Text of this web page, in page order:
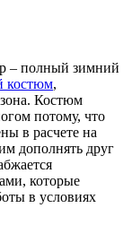
– полный зимний
костюм,
Костюм
потому, что
в расчете на
дополнять друг
которые
в условиях